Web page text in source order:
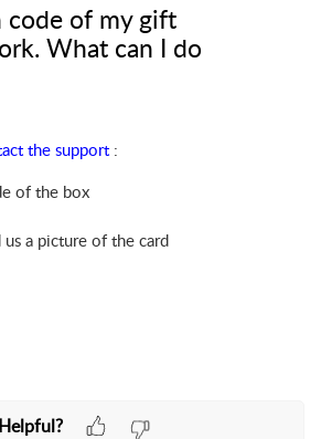
of my gift
What can I do
the support :
of the box
us a picture of the card
Helpful?